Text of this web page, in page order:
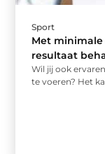
Sport
Met
resultaat
Wil jij ook
te voeren? Het